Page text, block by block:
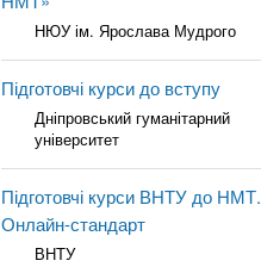
НЮУ ім. Ярослава Мудрого
Підготовчі курси до вступу
Дніпровський гуманітарний
університет
Підготовчі курси ВНТУ до НМТ.
Онлайн-стандарт
ВНТУ